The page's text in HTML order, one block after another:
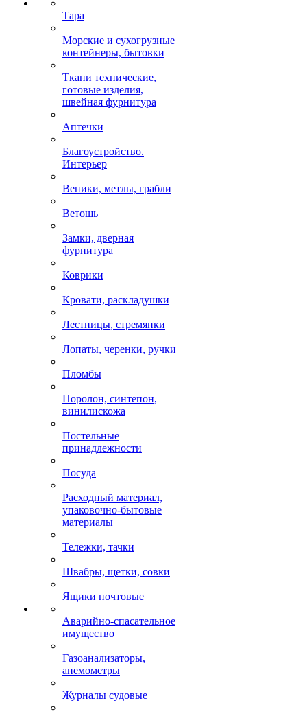
Тара
Морские и сухогрузные
контейнеры, бытовки
Ткани технические,
готовые изделия,
швейная фурнитура
Аптечки
Благоустройство.
Интерьер
Веники, метлы, грабли
Ветошь
Замки, дверная
фурнитура
Коврики
Кровати, раскладушки
Лестницы, стремянки
Лопаты, черенки, ручки
Пломбы
Поролон, синтепон,
винилискожа
Постельные
принадлежности
Посуда
Расходный материал,
упаковочно-бытовые
материалы
Тележки, тачки
Швабры, щетки, совки
Ящики почтовые
Аварийно-спасательное
имущество
Газоанализаторы,
анемометры
Журналы судовые